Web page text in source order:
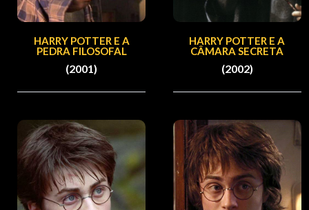
HARRY POTTER E A
PEDRA FILOSOFAL
(2001)
HARRY POTTER E A
CÂMARA SECRETA
(2002)